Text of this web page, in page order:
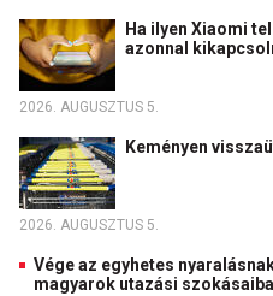
Ha ilyen Xiaomi
azonnal
2026. AUGUSZTUS 5.
Keményen
2026. AUGUSZTUS 5.
Vége az egyhetes
magyarok utazási